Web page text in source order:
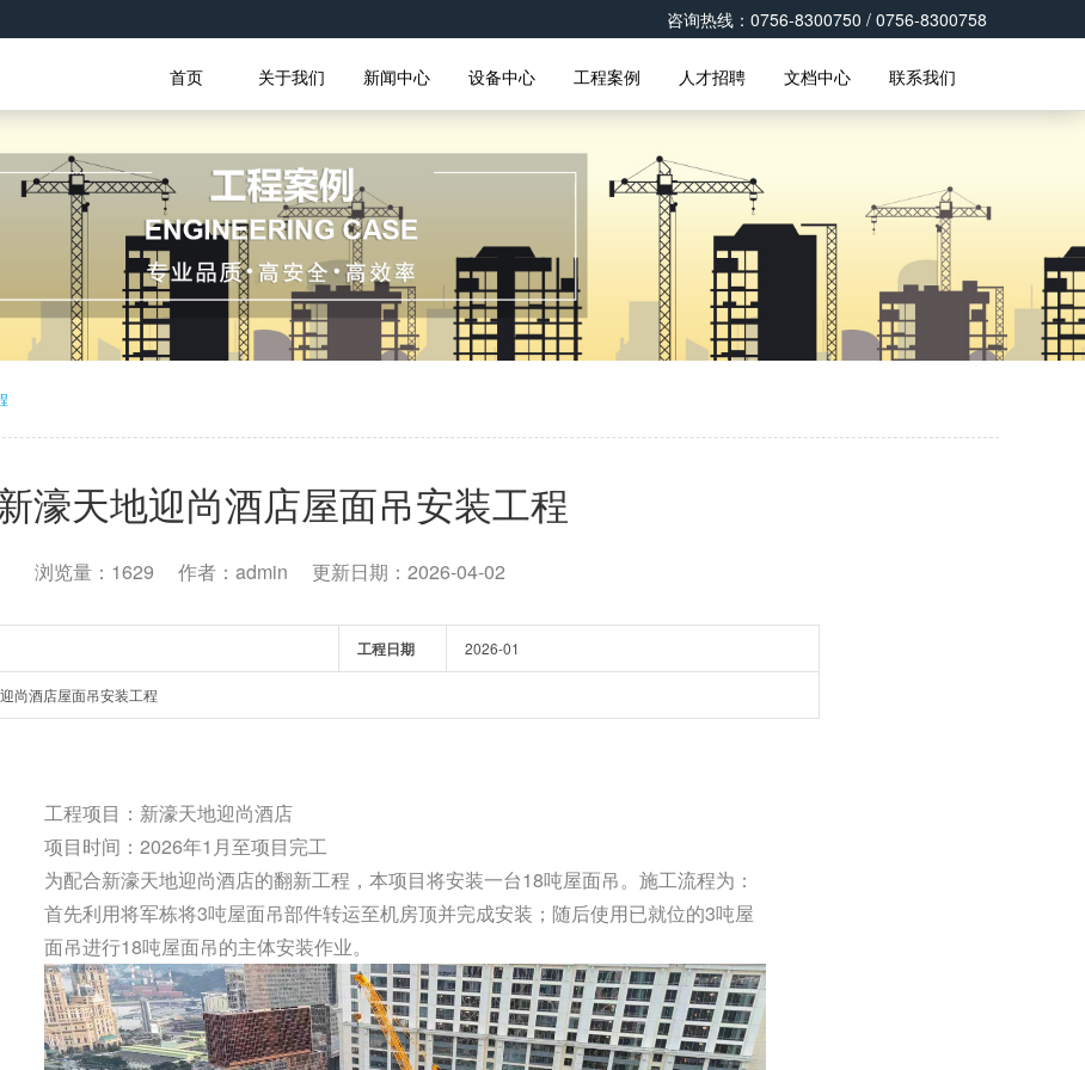
咨询热线：0756-8300750 / 0756-8300758
首页 关于我们 新闻中心 设备中心 工程案例 人才招聘 文档中心 联系我们
濠天地迎尚酒店屋面吊安装工程
浏览量：1629 作者：admin 更新日期：2026-04-02
工程日期 2026-01
尚酒店屋面吊安装工程
工程项目：新濠天地迎尚酒店
项目时间：2026年1月至项目完工
为配合新濠天地迎尚酒店的翻新工程，本项目将安装一台18吨屋面吊。施工流程为：
首先利用将军栋将3吨屋面吊部件转运至机房顶并完成安装；随后使用已就位的3吨屋
面吊进行18吨屋面吊的主体安装作业。